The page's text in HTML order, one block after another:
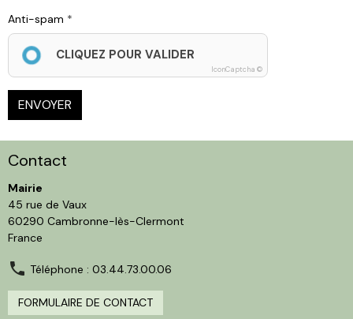
Anti-spam
CLIQUEZ POUR VALIDER
IconCaptcha ©
ENVOYER
Contact
Mairie
45 rue de Vaux
60290 Cambronne-lès-Clermont
France
Téléphone : 03.44.73.00.06
FORMULAIRE DE CONTACT